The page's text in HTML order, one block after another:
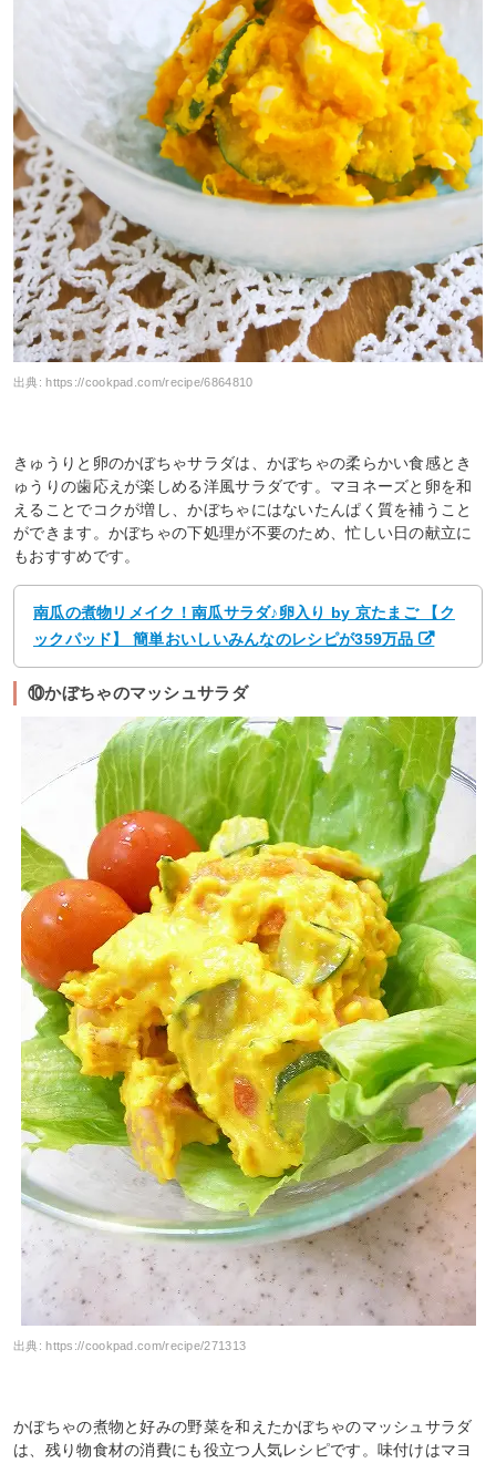
出典:https://cookpad.com/recipe/6864810
きゅうりと卵のかぼちゃサラダは、かぼちゃの柔らかい食感とき
ゅうりの歯応えが楽しめる洋風サラダです。マヨネーズと卵を和
えることでコクが増し、かぼちゃにはないたんぱく質を補うこと
ができます。かぼちゃの下処理が不要のため、忙しい日の献立に
もおすすめです。
南瓜の煮物リメイク！南瓜サラダ♪卵入り by 京たまご 【ク
ックパッド】 簡単おいしいみんなのレシピが359万品
⑩かぼちゃのマッシュサラダ
出典:https://cookpad.com/recipe/271313
かぼちゃの煮物と好みの野菜を和えたかぼちゃのマッシュサラダ
は、残り物食材の消費にも役立つ人気レシピです。味付けはマヨ